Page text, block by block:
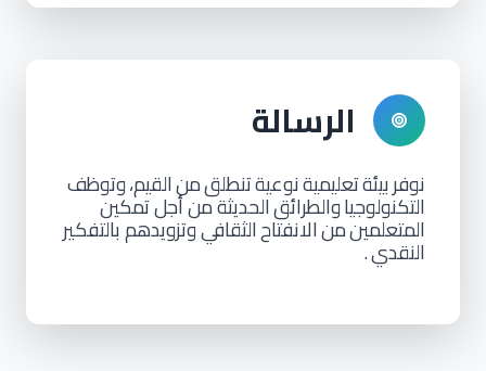
الرسالة
نوفربيئةتعليميةنوعيةتنطلقمنالقيم،وتوظف
التكنولوجياوالطرائقالحديثة من أجل تمكين
المتعلمينمنالانفتاحالثقافي وتزويدهم بالتفكير
النقدي.